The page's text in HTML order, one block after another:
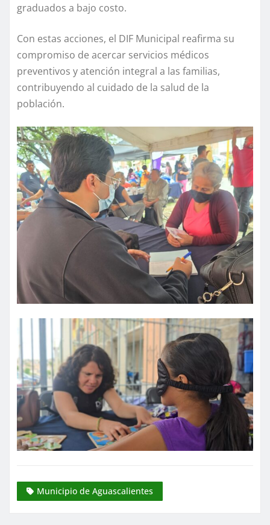
graduados a bajo costo.
Con estas acciones, el DIF Municipal reafirma su
compromiso de acercar servicios médicos
preventivos y atención integral a las familias,
contribuyendo al cuidado de la salud de la
población.
Municipio de Aguascalientes